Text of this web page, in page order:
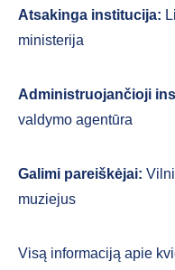
Atsakinga institucija:
ministerija
Administruojančioji
valdymo agentūra
Galimi pareiškėjai:
muziejus
Visą informaciją apie